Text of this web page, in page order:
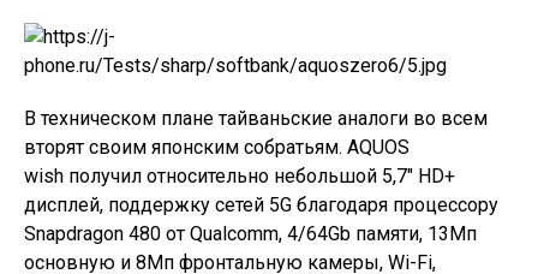
В техническом плане тайваньские аналоги во всем
вторят своим японским собратьям. AQUOS
wish получил относительно небольшой 5,7″ HD+
дисплей, поддержку сетей 5G благодаря процессору
Snapdragon 480 от Qualcomm, 4/64Gb памяти, 13Мп
основную и 8Мп фронтальную камеры, Wi-Fi,